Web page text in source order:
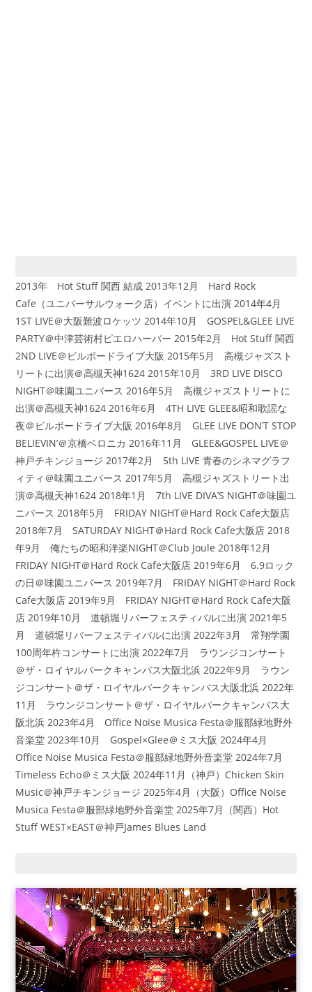
2013年 Hot Stuff 関西 結成 2013年12月 Hard Rock
Cafe（ユニバーサルウォーク店）イベントに出演 2014年4月
1ST LIVE＠大阪難波ロケッツ 2014年10月 GOSPEL&GLEE LIVE
PARTY＠中津芸術村ピエロハーバー 2015年2月 Hot Stuff 関西
2ND LIVE＠ビルボードライブ大阪 2015年5月 高槻ジャズスト
リートに出演＠高槻天神1624 2015年10月 3RD LIVE DISCO
NIGHT＠味園ユニバース 2016年5月 高槻ジャズストリートに
出演＠高槻天神1624 2016年6月 4TH LIVE GLEE&昭和歌謡な
夜＠ビルボードライブ大阪 2016年8月 GLEE LIVE DON’T STOP
BELIEVIN’＠京橋ベロニカ 2016年11月 GLEE&GOSPEL LIVE＠
神戸チキンジョージ 2017年2月 5th LIVE 青春のシネマグラフ
ィティ＠味園ユニバース 2017年5月 高槻ジャズストリート出
演＠高槻天神1624 2018年1月 7th LIVE DIVA’S NIGHT＠味園ユ
ニバース 2018年5月 FRIDAY NIGHT＠Hard Rock Cafe大阪店
2018年7月 SATURDAY NIGHT＠Hard Rock Cafe大阪店 2018
年9月 俺たちの昭和洋楽NIGHT＠Club Joule 2018年12月
FRIDAY NIGHT＠Hard Rock Cafe大阪店 2019年6月 6.9ロック
の日＠味園ユニバース 2019年7月 FRIDAY NIGHT＠Hard Rock
Cafe大阪店 2019年9月 FRIDAY NIGHT＠Hard Rock Cafe大阪
店 2019年10月 道頓堀リバーフェスティバルに出演 2021年5
月 道頓堀リバーフェスティバルに出演 2022年3月 常翔学園
100周年杵コンサートに出演 2022年7月 ラウンジコンサート
＠ザ・ロイヤルパークキャンバス大阪北浜 2022年9月 ラウン
ジコンサート＠ザ・ロイヤルパークキャンバス大阪北浜 2022年
11月 ラウンジコンサート＠ザ・ロイヤルパークキャンバス大
阪北浜 2023年4月 Office Noise Musica Festa＠服部緑地野外
音楽堂 2023年10月 Gospel×Glee＠ミス大阪 2024年4月
Office Noise Musica Festa＠服部緑地野外音楽堂 2024年7月
Timeless Echo＠ミス大阪 2024年11月（神戸）Chicken Skin
Music＠神戸チキンジョージ 2025年4月（大阪）Office Noise
Musica Festa＠服部緑地野外音楽堂 2025年7月（関西）Hot
Stuff WEST×EAST＠神戸James Blues Land